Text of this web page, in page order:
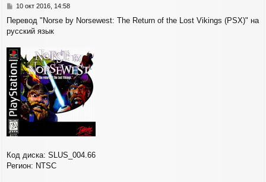
С
о
б
е
н
и
е
10 окт 2016, 14:58
Перевод "Norse by Norsewest: The Return of the Lost Vikings (PSX)" на
русский язык
Код диска: SLUS_004.66
Регион: NTSC